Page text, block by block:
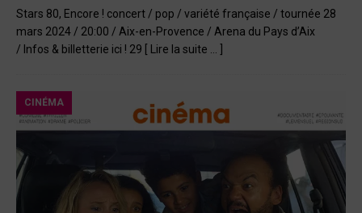
Stars 80, Encore ! concert / pop / variété française / tournée 28
mars 2024 / 20:00 / Aix-en-Provence / Arena du Pays d’Aix
/ Infos & billetterie ici ! 29
[ Lire la suite … ]
CINÉMA